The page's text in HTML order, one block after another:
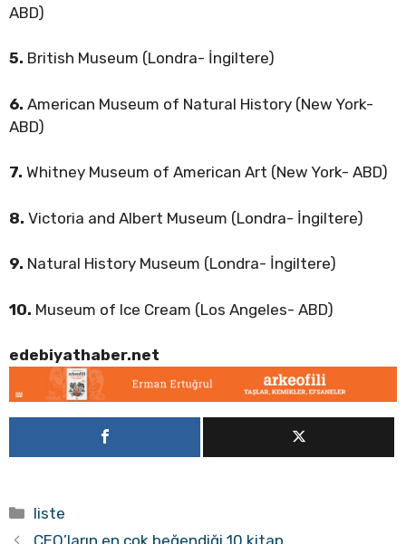
ABD)
5. British Museum (Londra- İngiltere)
6. American Museum of Natural History (New York-
ABD)
7. Whitney Museum of American Art (New York- ABD)
8. Victoria and Albert Museum (Londra- İngiltere)
9. Natural History Museum (Londra- İngiltere)
10. Museum of Ice Cream (Los Angeles- ABD)
edebiyathaber.net
Kategoriler
liste
CEO’ların en çok beğendiği 10 kitap